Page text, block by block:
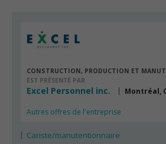
CONSTRUCTION, PRODUCTION ET
EST PRÉSENTÉ PAR
Excel Personnel inc. Montréal,
Autres offres de l'entreprise
Cariste/manutentionnaire